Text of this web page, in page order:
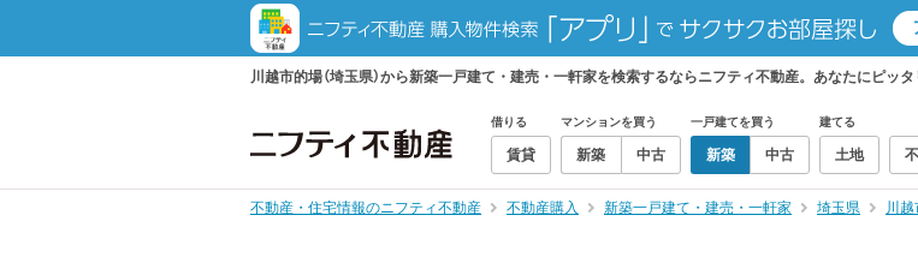
川越市的場（埼玉県）から新築一戸建て・建売・一軒家を検索するならニフティ不動産。あなたにピッタ
借りる
賃貸
マンションを買う
新築 中古
一戸建てを買う
新築 中古
建てる
土地
不動産・住宅情報のニフティ不動産 不動産購入 新築一戸建て・建売・一軒家 埼玉県 川越